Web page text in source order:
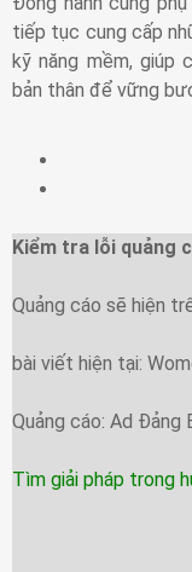
tiếp tục cung cấp
kỹ năng mềm, giúp
bản thân để vững
Kiểm tra lỗi quảng
Quảng cáo sẽ hiện
bài viết hiện tại:
Quảng cáo: Ad Đảng
Tìm giải pháp trong